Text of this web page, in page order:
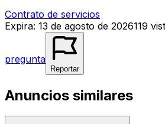
Contrato de servicios
Expira: 13 de agosto de 2026119
pregunta
Reportar
Anuncios similares